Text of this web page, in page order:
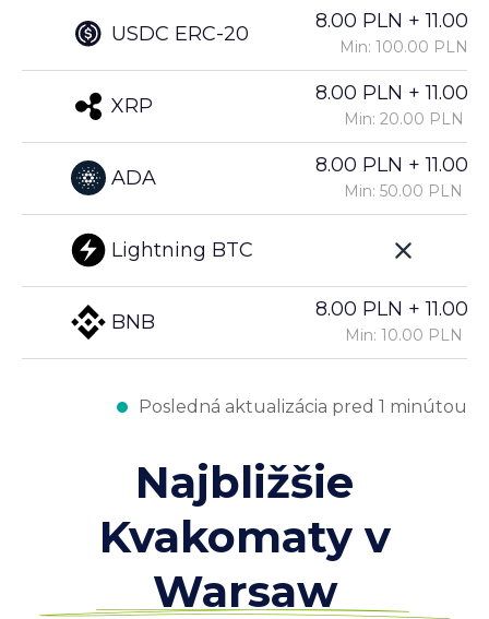
USDC ERC-20
XRP
ADA
Lightning BTC
BNB
8.00 PLN +
Min: 100.00 PLN
8.00 PLN +
Min: 20.00 PLN
8.00 PLN +
Min: 50.00 PLN
8.00 PLN +
Min: 10.00 PLN
Posledná aktualizácia pred 1 minútou
Najbližšie
Kvakomaty v
Warsaw